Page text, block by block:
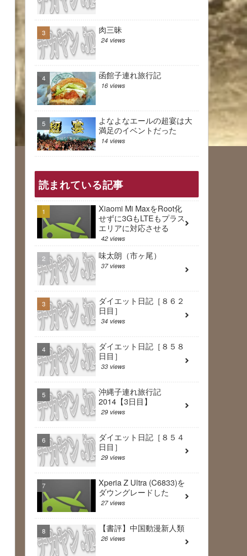
肉三昧
24 views
函館子連れ旅行記
16 views
よなよなエールの超宴は大
満足のイベントだった
14 views
読まれている記事
Xiaomi Mi MaxをRoot化
せずに3GもLTEもプラス
エリアに対応させる
42 views
味太朗（市ヶ尾）
37 views
ダイエット日記［８６２
日目］
34 views
ダイエット日記［８５８
日目］
33 views
沖縄子連れ旅行記
2014【3日目】
29 views
ダイエット日記［８５４
日目］
29 views
Xperia Z Ultra (C6833)を
ダウングレードした
27 views
【書評】中国動漫新人類
26 views